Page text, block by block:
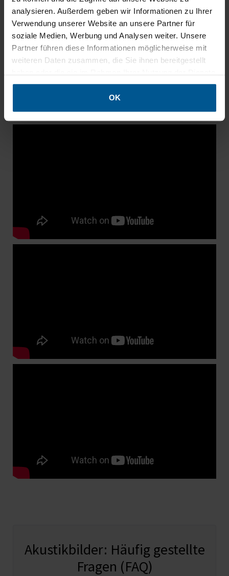
analysieren. Außerdem geben wir Informationen zu Ihrer
Verwendung unserer Website an unsere Partner für
soziale Medien, Werbung und Analysen weiter. Unsere
Partner führen diese Informationen möglicherweise mit
weiteren Daten zusammen, die Sie ihnen bereitgestellt
gesammelt haben.
OK
austauschbarer
Textildruck
Preis ab 221,74 € ab 343,91 €
Textilbild DEKO Akustikbild
Akustikbilder: Häufig gestellte
Fragen (FAQ)